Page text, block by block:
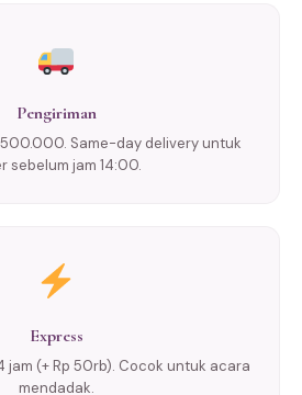
Pengiriman
500.000. Same-day delivery untuk
sebelum jam 14:00.
Express
jam (+ Rp 50rb). Cocok untuk acara
mendadak.